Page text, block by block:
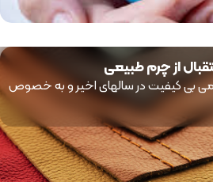
از چرم طبیعی
بی کیفیت در سالهای اخیر و به خصوص